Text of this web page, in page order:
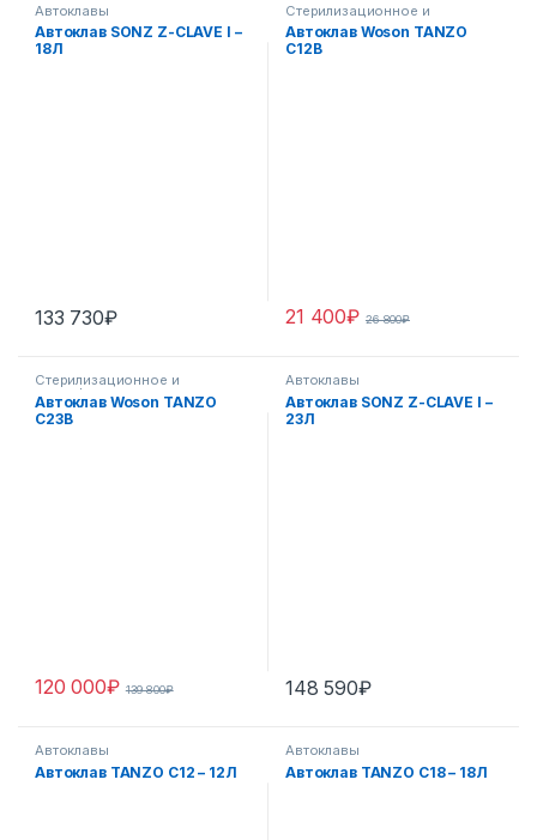
Автоклавы
Автоклав SONZ Z-CLAVE I –
18Л
133 730₽
Стерилизационное и
дезинфекционное
оборудование
Автоклав Woson TANZO
C12B
21 400₽ 26 800₽
Стерилизационное и
дезинфекционное
оборудование
Автоклав Woson TANZO
C23B
120 000₽ 139 800₽
Автоклавы
Автоклав SONZ Z-CLAVE I –
23Л
148 590₽
Автоклавы
Автоклав TANZO C12 – 12Л
Автоклавы
Автоклав TANZO C18 – 18Л